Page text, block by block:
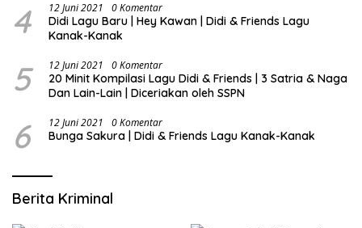
4 12 Juni 2021 0 Komentar
Didi Lagu Baru | Hey Kawan | Didi & Friends Lagu
Kanak-Kanak
5 12 Juni 2021 0 Komentar
20 Minit Kompilasi Lagu Didi & Friends | 3 Satria & Naga
Dan Lain-Lain | Diceriakan oleh SSPN
6 12 Juni 2021 0 Komentar
Bunga Sakura | Didi & Friends Lagu Kanak-Kanak
Berita Kriminal